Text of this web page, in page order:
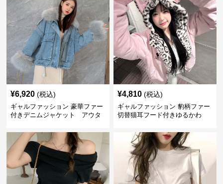
¥6,920 (税込)
ギャルファッション 豪華ファー
付きデニムジャケット アウタ
¥4,810 (税込)
ギャルファッション 豹柄ファー
切替猫耳フード付きゆるかわ